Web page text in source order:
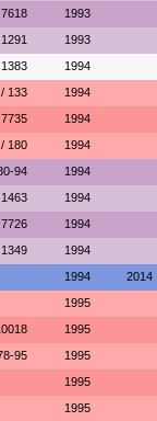
7618 1993
1291 1993
1383 1994
133 1994
7735 1994
180 1994
94 1994
1463 1994
7726 1994
1349 1994
1994 2014
1995
1995
95 1995
1995
1995